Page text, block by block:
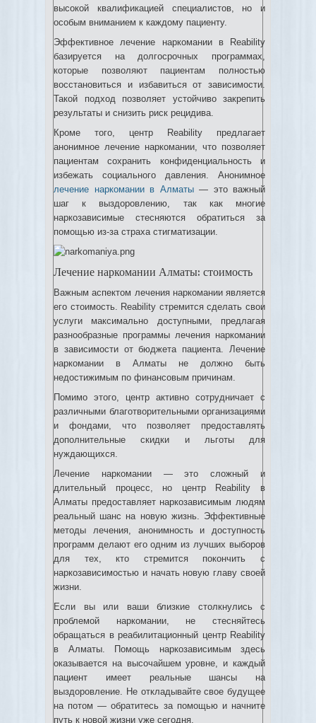
высокой квалификацией специалистов, но и
особым вниманием к каждому пациенту.
Эффективное лечение наркомании в Reability
базируется на долгосрочных программах,
которые позволяют пациентам полностью
восстановиться и избавиться от зависимости.
Такой подход позволяет устойчиво закрепить
результаты и снизить риск рецидива.
Кроме того, центр Reability предлагает
анонимное лечение наркомании, что позволяет
пациентам сохранить конфиденциальность и
избежать социального давления. Анонимное
лечение наркомании в Алматы— это важный
шаг к выздоровлению, так как многие
наркозависимые стесняются обратиться за
помощью из-за страха стигматизации.
Лечение наркомании Алматы: стоимость
Важным аспектом лечения наркомании является
его стоимость. Reability стремится сделать свои
услуги максимально доступными, предлагая
разнообразные программы лечения наркомании
в зависимости от бюджета пациента. Лечение
наркомании в Алматы не должно быть
недостижимым по финансовым причинам.
Помимо этого, центр активно сотрудничает с
различными благотворительными организациями
и фондами, что позволяет предоставлять
дополнительные скидки и льготы для
нуждающихся.
Лечение наркомании — это сложный и
длительный процесс, но центр Reability в
Алматы предоставляет наркозависимым людям
реальный шанс на новую жизнь. Эффективные
методы лечения, анонимность и доступность
программ делают его одним из лучших выборов
для тех, кто стремится покончить с
наркозависимостью и начать новую главу своей
жизни.
Если вы или ваши близкие столкнулись с
проблемой наркомании, не стесняйтесь
обращаться в реабилитационный центр Reability
в Алматы. Помощь наркозависимым здесь
оказывается на высочайшем уровне, и каждый
пациент имеет реальные шансы на
выздоровление. Не откладывайте свое будущее
на потом — обратитесь за помощью и начните
путь к новой жизни уже сегодня.